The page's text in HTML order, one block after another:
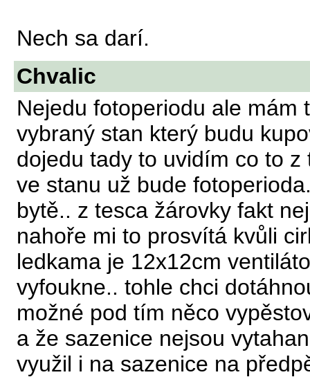
Nech sa darí.
Chvalic
Nejedu fotoperiodu ale mám
vybraný stan který budu
dojedu tady to uvidím co to
ve stanu už bude
bytě.. z tesca žárovky fakt
nahoře mi to prosvítá kvůli
ledkama je 12x12cm
vyfoukne.. tohle chci
možné pod tím něco
a že sazenice nejsou
využil i na sazenice na